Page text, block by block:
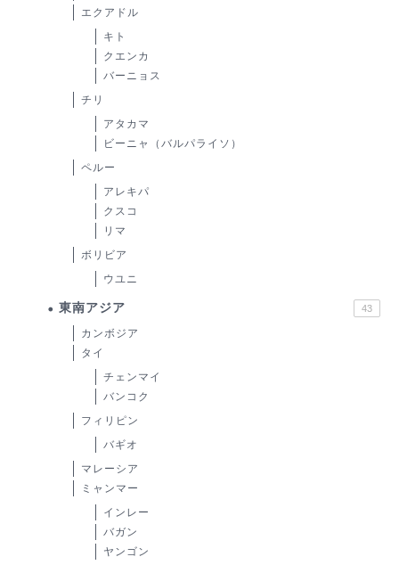
エクアドル
キト
クエンカ
バーニョス
チリ
アタカマ
ビーニャ（バルパライソ）
ペルー
アレキパ
クスコ
リマ
ボリビア
ウユニ
東南アジア 43
カンボジア
タイ
チェンマイ
バンコク
フィリピン
バギオ
マレーシア
ミャンマー
インレー
バガン
ヤンゴン